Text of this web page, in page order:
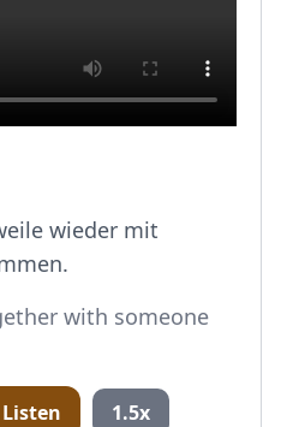
wieder mit
with someone
Listen 1.5x